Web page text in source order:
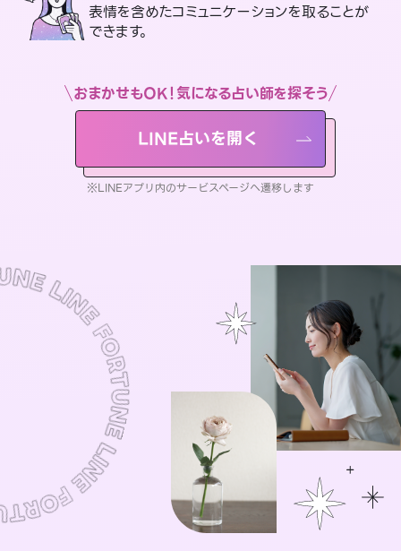
表情を含めたコミュニケーションを取ることが
できます。
おまかせもOK！気になる占い師を探そう
LINE占いを開く
※LINEアプリ内のサービスページへ遷移します